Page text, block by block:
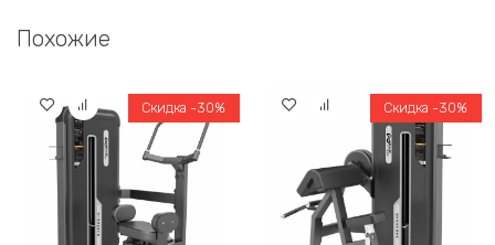
Похожие
Скидка -30% Скидка -30%